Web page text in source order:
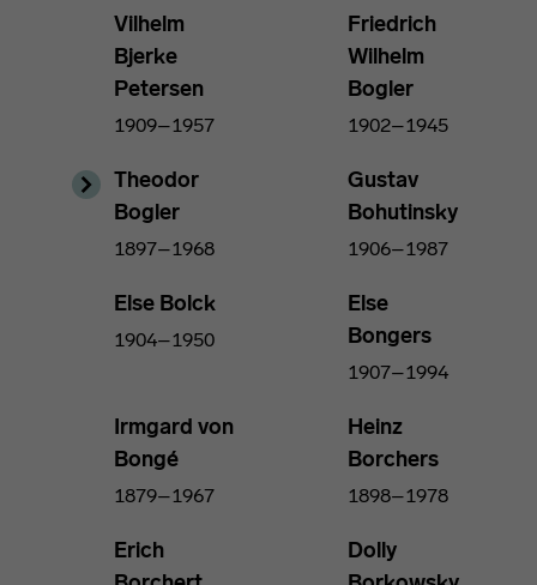
Vilhelm
Bjerke
Petersen
1909–1957
Friedrich
Wilhelm
Bogler
1902–1945
Theodor
Bogler
1897–1968
Gustav
Bohutinsky
1906–1987
Else Bolck
1904–1950
Else
Bongers
1907–1994
Irmgard von
Bongé
1879–1967
Heinz
Borchers
1898–1978
Erich
Dolly